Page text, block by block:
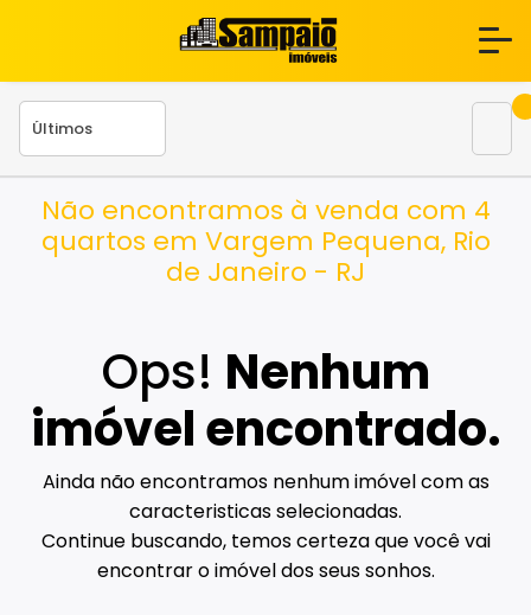
Não encontramos à venda com 4
quartos em Vargem Pequena, Rio
de Janeiro - RJ
Ops! Nenhum
imóvel encontrado.
Ainda não encontramos nenhum imóvel com as
caracteristicas selecionadas.
Continue buscando, temos certeza que você vai
encontrar o imóvel dos seus sonhos.